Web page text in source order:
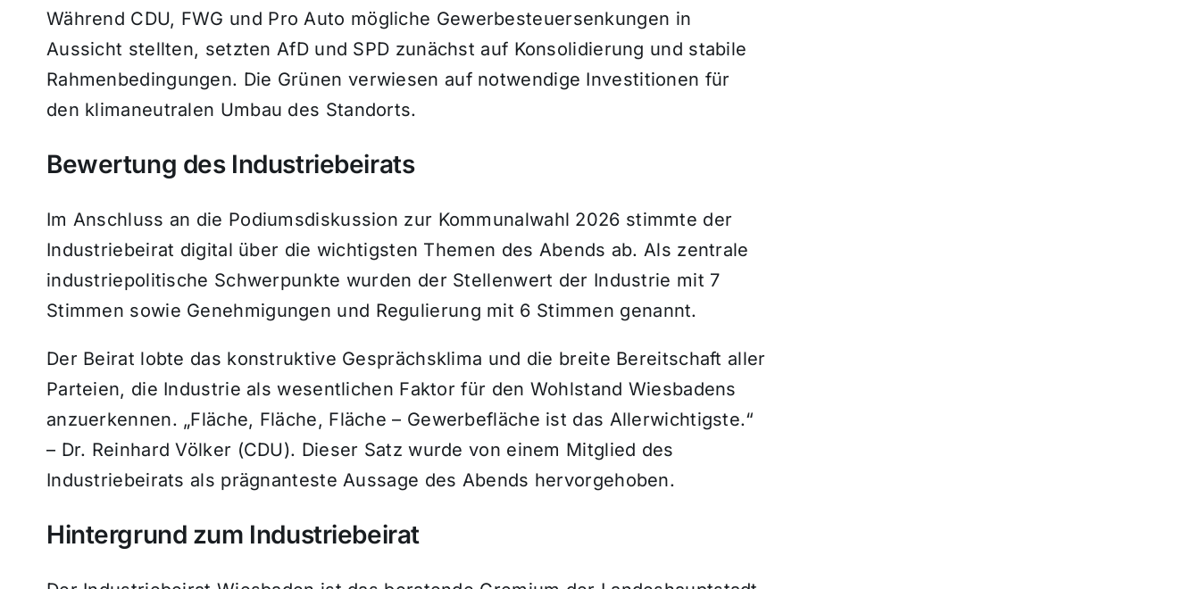
Während CDU, FWG und Pro Auto mögliche Gewerbesteuersenkungen in
Aussicht stellten, setzten AfD und SPD zunächst auf Konsolidierung und stabile
Rahmenbedingungen. Die Grünen verwiesen auf notwendige Investitionen für
den klimaneutralen Umbau des Standorts.
Bewertung des Industriebeirats
Im Anschluss an die Podiumsdiskussion zur Kommunalwahl 2026 stimmte der
Industriebeirat digital über die wichtigsten Themen des Abends ab. Als zentrale
industriepolitische Schwerpunkte wurden der Stellenwert der Industrie mit 7
Stimmen sowie Genehmigungen und Regulierung mit 6 Stimmen genannt.
Der Beirat lobte das konstruktive Gesprächsklima und die breite Bereitschaft aller
Parteien, die Industrie als wesentlichen Faktor für den Wohlstand Wiesbadens
anzuerkennen. „Fläche, Fläche, Fläche – Gewerbefläche ist das Allerwichtigste.“
– Dr. Reinhard Völker (CDU). Dieser Satz wurde von einem Mitglied des
Industriebeirats als prägnanteste Aussage des Abends hervorgehoben.
Hintergrund zum Industriebeirat